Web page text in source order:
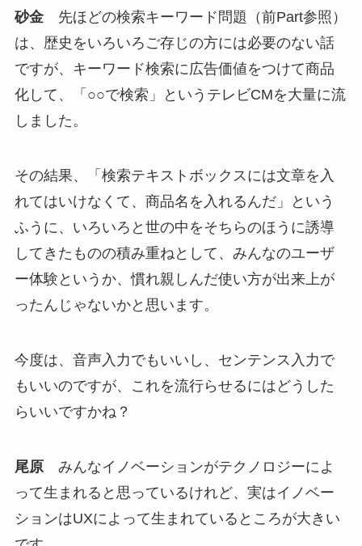
砂金 先ほどの検索キーワード問題（前Part参照）
は、歴史をいろいろご存じの方には必要のない話
ですが、キーワード検索に広告価値をつけて商品
化して、「○○で検索」というテレビCMを大量に流
しました。
その結果、「検索テキストボックスには文章を入
れてはいけなくて、商品名を入れるんだ」という
ふうに、いろいろと世の中をそちらのほうに誘導
してきたものの積み重ねとして、みんなのユーザ
ー体験というか、慣れ親しんだ使い方が出来上が
ったんじゃないかと思います。
今度は、音声入力でもいいし、センテンス入力で
もいいのですが、これを流行らせるにはどうした
らいいですかね？
尾原みんなイノベーションがテクノロジーによ
って生まれると思っているけれど、実はイノベー
ションはUXによって生まれているところが大きい